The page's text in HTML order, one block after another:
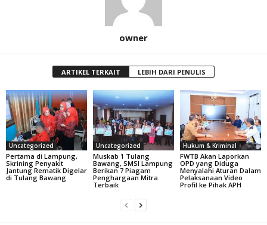
owner
ARTIKEL TERKAIT LEBIH DARI PENULIS
Uncategorized
Pertama di Lampung,
Skrining Penyakit
Jantung Rematik Digelar
di Tulang Bawang
Uncategorized
Muskab 1 Tulang
Bawang, SMSI Lampung
Berikan 7 Piagam
Penghargaan Mitra
Terbaik
Hukum & Kriminal
FWTB Akan Laporkan
OPD yang Diduga
Menyalahi Aturan Dalam
Pelaksanaan Video
Profil ke Pihak APH